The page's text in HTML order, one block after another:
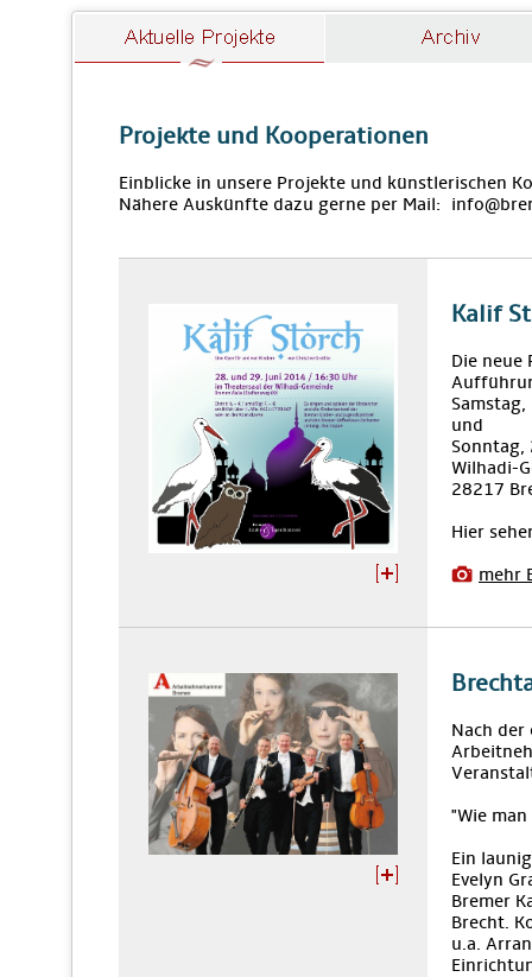
Projekte und Kooperationen
Einblicke in unsere Projekte und künstlerischen
Nähere Auskünfte dazu gerne per Mail:
Kalif
Die
und
Sonntag,
Wilhadi-
28217
Hier
mehr
Nach
"Wie
Ein
Evelyn
Bremer
Brecht.
u.a.